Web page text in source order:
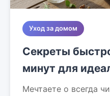
Уход за домом
Секреты
минут для
Мечтаете о всегда